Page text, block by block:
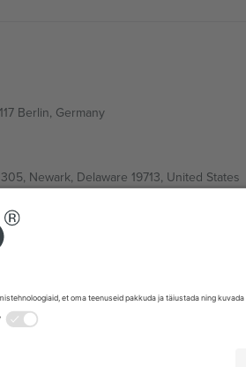
Berlin, Germany
Newark, Delaware 19713, United States
Totleben 53-55, 1606 Sofia, Bulgaria
Norte, Cuauhtémoc, 06700 Ciudad de
Kõik õigused kaitstud.